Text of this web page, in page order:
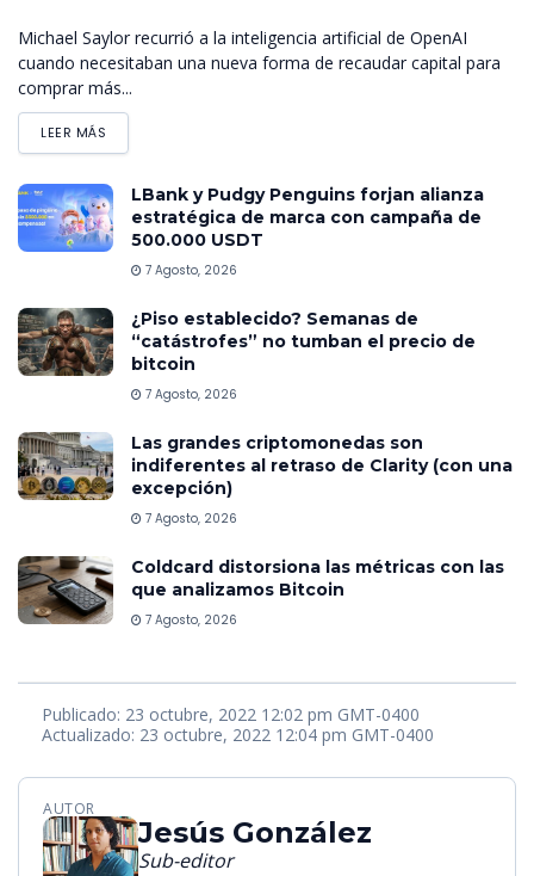
Michael Saylor recurrió a la inteligencia artificial de OpenAI
cuando necesitaban una nueva forma de recaudar capital para
comprar más...
LEER MÁS
LBank y Pudgy Penguins forjan alianza
estratégica de marca con campaña de
500.000 USDT
7 Agosto, 2026
¿Piso establecido? Semanas de
“catástrofes” no tumban el precio de
bitcoin
7 Agosto, 2026
Las grandes criptomonedas son
indiferentes al retraso de Clarity (con una
excepción)
7 Agosto, 2026
Coldcard distorsiona las métricas con las
que analizamos Bitcoin
7 Agosto, 2026
Publicado: 23 octubre, 2022 12:02 pm GMT-0400
Actualizado: 23 octubre, 2022 12:04 pm GMT-0400
AUTOR
Jesús González
Sub-editor